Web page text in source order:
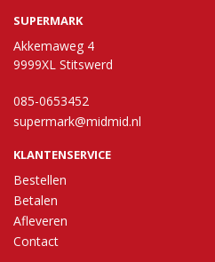
SUPERMARK
Akkemaweg 4
9999XL Stitswerd
085-0653452
supermark@midmid.nl
KLANTENSERVICE
Bestellen
Betalen
Afleveren
Contact